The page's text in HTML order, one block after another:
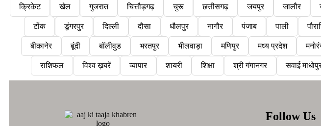
क्रिकेट खेल गुजरात चित्तौड़गढ़ चुरू छत्तीसगढ़ जयपुर जालौर
टोंक डूंगरपुर दिल्ली दौसा धौलपुर नागौर पंजाब पाली
बीकानेर बूंदी बॉलीवुड भरतपुर भीलवाड़ा मणिपुर मध्य प्रदेश
राशिफल विश्व ख़बरें व्यापार शायरी शिक्षा श्री गंगानगर सवाई
Follow Us